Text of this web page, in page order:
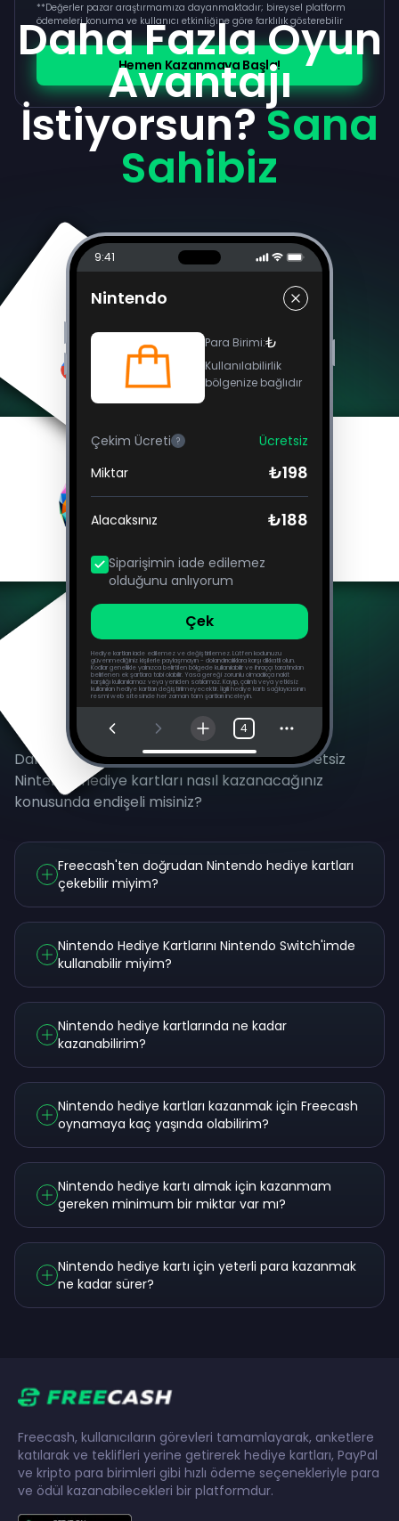
**Değerler pazar araştırmamıza dayanmaktadır; bireysel platform
ödemeleri konuma ve kullanıcı etkinliğine göre farklılık gösterebilir
Hemen Kazanmaya Başla!
Daha Fazla Oyun
Avantajı
İstiyorsun?Sana
Sahibiz
9:41
Nintendo
Para Birimi:₺
Kullanılabilirlik
bölgenize bağlıdır
Çekim Ücreti ?
Ücretsiz
Miktar
₺198
Alacaksınız ₺188
Siparişimin iade edilemez
olduğunu anlıyorum
Çek
Hediye kartları iade edilemez ve değiştirilemez. Lütfen kodunuzu
güvenmediğiniz kişilerle paylaşmayın - dolandırıcılıklara karşı dikkatli olun.
Kodlar genellikle yalnızca belirtilen bölgede kullanılabilir ve ihraççı tarafından
belirlenen ek şartlara tabi olabilir. Yasa gereği zorunlu olmadıkça nakit
karşılığı kullanılamaz veya yeniden satılamaz. Kayıp, çalıntı veya yetkisiz
kullanılan hediye kartları değiştirilmeyecektir. İlgili hediye kartı sağlayıcısının
resmi web sitesinde her zaman tam şartları inceleyin.
4
Sık Sorulan Sorular
Daha fazla sorunuz mu var? Gerçekten ücretsiz
Nintendo hediye kartları nasıl kazanacağınız
konusunda endişeli misiniz?
Freecash'ten doğrudan Nintendo hediye kartları
çekebilir miyim?
Nintendo Hediye Kartlarını Nintendo Switch'imde
kullanabilir miyim?
Nintendo hediye kartlarında ne kadar
kazanabilirim?
Nintendo hediye kartları kazanmak için Freecash
oynamaya kaç yaşında olabilirim?
Nintendo hediye kartı almak için kazanmam
gereken minimum bir miktar var mı?
Nintendo hediye kartı için yeterli para kazanmak
ne kadar sürer?
Freecash, kullanıcıların görevleri tamamlayarak, anketlere
katılarak ve teklifleri yerine getirerek hediye kartları, PayPal
ve kripto para birimleri gibi hızlı ödeme seçenekleriyle para
ve ödül kazanabilecekleri bir platformdur.